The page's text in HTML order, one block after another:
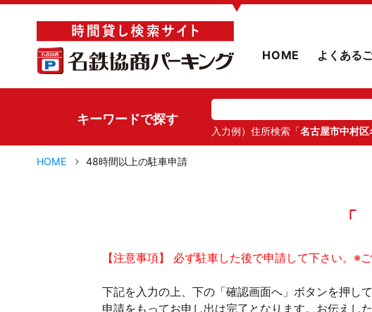
▼
HOME よくある
キーワードで探す
入力例）住所検索「名古屋市中村区
HOME 48時間以上の駐車申請
【注意事項】 必ず駐車した後で申請して下さい。※
下記を入力の上、下の「確認画面へ」ボタンを押して
申請をもってお申し出は完了となります。お伝えし